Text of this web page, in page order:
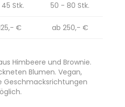
Stk. 50 - 80 Stk.
€ ab 250,- €
Himbeere und Brownie.
Blumen. Vegan,
Geschmacksrichtungen